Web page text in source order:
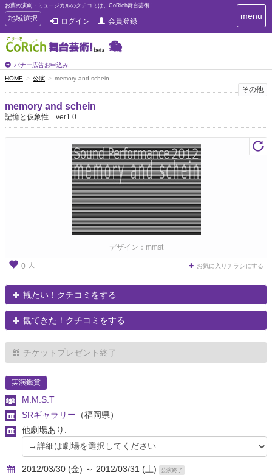
お薦め演劇・ミュージカルのクチコミは、CoRich舞台芸術！
T
o
g
g
e
n
a
i
g
地域選択 ログイン 会員登録
バナー広告お申込み
T
o
n
g
menu
HOME 公演 memory and schein
その他
memory and schein
記憶と仮象性 ver1.0
デザイン：mmst
0 人 お気に入りチラシにする
観たい！クチコミをする
観てきた！クチコミをする
チケットプレゼント終了
実演鑑賞
M.M.S.T
SRギャラリー （福岡県）
他劇場あり:
2012/03/30 (金) ～ 2012/03/31 (土) 公演終了